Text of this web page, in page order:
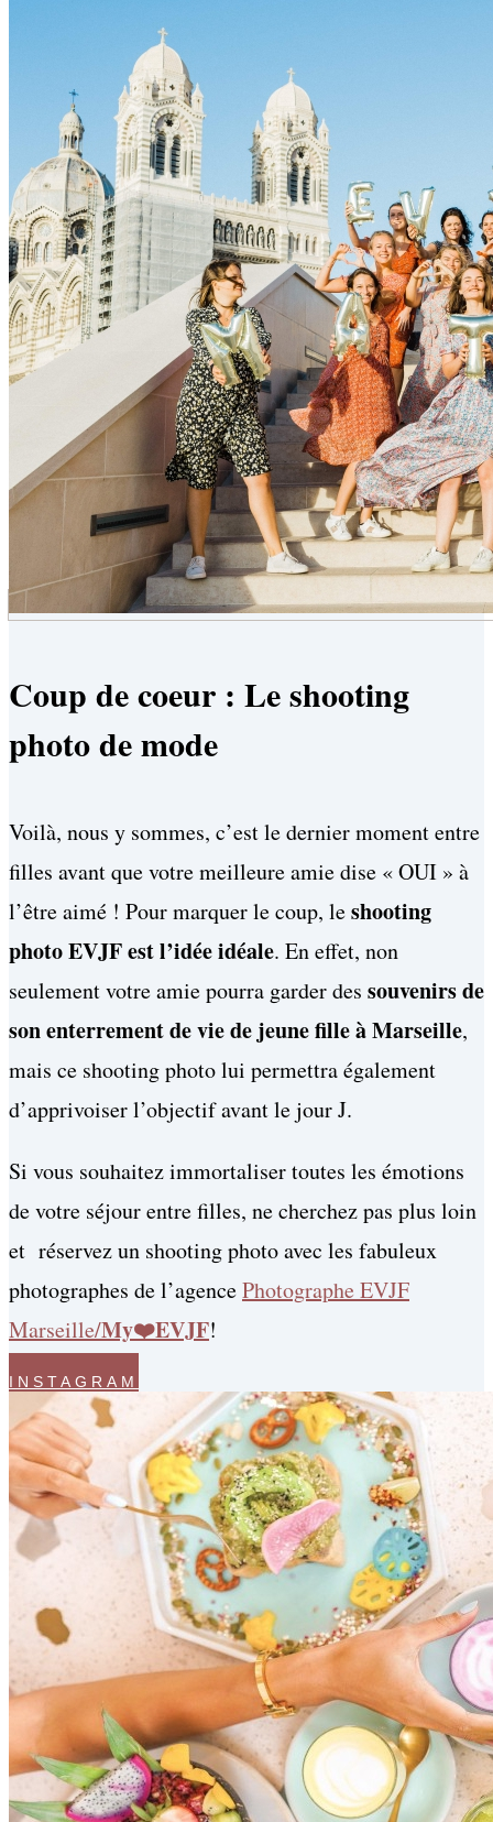
Coup de coeur : Le shooting
photo de mode
Voilà, nous y sommes, c’est le dernier moment entre
filles avant que votre meilleure amie dise « OUI » à
l’être aimé ! Pour marquer le coup, leshooting
photo EVJF est l’idée idéale. En effet, non
seulement votre amie pourra garder des souvenirs de
son enterrement de vie de jeune fille à Marseille,
mais ce shooting photo lui permettra également
d’apprivoiser l’objectif avant le jour J.
Si vous souhaitez immortaliser toutes les émotions
de votre séjour entre filles, ne cherchez pas plus loin
et réservez un shooting photo avec les fabuleux
photographes de l’agencePhotographe EVJF
Marseille/My❤️EVJF!
INSTAGRAM